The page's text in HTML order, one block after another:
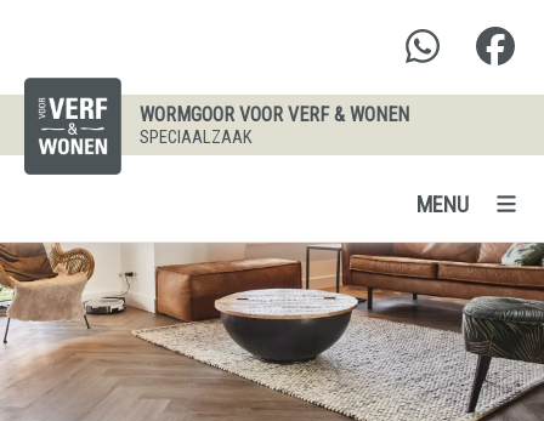
WORMGOOR VOOR VERF & WONEN
SPECIAALZAAK
MENU